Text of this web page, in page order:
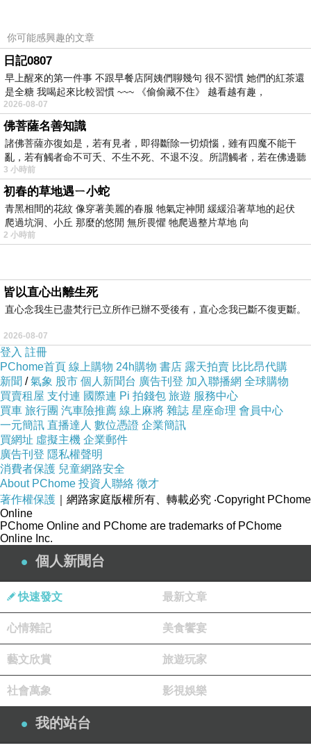
靜靜品嚐
雀躍心靈☠ 踏實人生☠
每個人心中都有一把尺，這是一句好通俗，卻又
無法天秤的一把尺。
人的視野角度不同，因此對一件事物的恆量標準
也會不同，包刮了審美觀與性格認知也是如此。
因為體力狀況好轉，殘餘體內藥物代謝的差不多
了，身心不再如往年的疲憊，社交擴展時間拉長
也拉近。
靜靜品嚐
雀躍心靈
☠
在生活中，有多少苦於不良於溝通，與棘手的事
難合諧於認同，也因此常慌惑也擾亂情緒。
當我真正開始認識自己，回想過去，體驗當下，
融合過去，我領悟到了，原來我把自己的容器裝
的太滿，我把一切看的太盡美了。
並，常發呆著自我思索，如果我還不知道往哪個
你可能感興趣的文章
日記0807
早上醒來的第一件事 不跟早餐店阿姨們聊幾句 很不習慣 她們的紅茶還
是全糖 我喝起來比較習慣 ~~~ 《偷偷藏不住》 越看越有趣，
2026-08-07
佛菩薩名善知識
諸佛菩薩亦復如是，若有見者，即得斷除一切煩惱，雖有四魔不能干
亂，若有觸者命不可夭、不生不死、不退不沒。所謂觸者，若在佛邊聽
受
3 小時前
初春的草地遇ㄧ小蛇
青黑相間的花紋 像穿著美麗的春服 牠氣定神閒 緩緩沿著草地的起伏
爬過坑洞、小丘 那麼的悠閒 無所畏懼 牠爬過整片草地 向
2 小時前
皆以直心出離生死
直心念我生已盡梵行已立所作已辦不受後有，直心念我已斷不復更斷。
2026-08-07
登入 註冊
PChome首頁 線上購物 24h購物 書店 露天拍賣 比比昂代購
新聞 /氣象 股市 個人新聞台 廣告刊登 加入聯播網 全球購物
買賣租屋 支付連 國際連 Pi 拍錢包 旅遊 服務中心
買車 旅行團 汽車險推薦 線上麻將 雜誌 星座命理 會員中心
一元簡訊 直播達人 數位憑證 企業簡訊
買網址 虛擬主機 企業郵件
廣告刊登 隱私權聲明
消費者保護 兒童網路安全
About PChome 投資人聯絡 徵才
著作權保護 ｜網路家庭版權所有、轉載必究 ‧Copyright PChome
Online
PChome Online and PChome are trademarks of PChome
Online Inc.
個人新聞台
快速發文 最新文章
心情雜記 美食饗宴
藝文欣賞 旅遊玩家
社會萬象 影視娛樂
我的站台